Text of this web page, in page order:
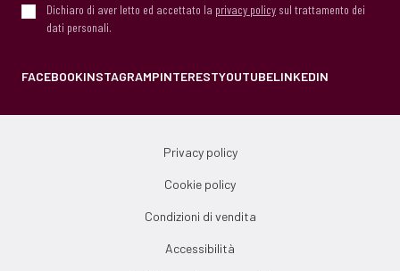
Dichiaro di aver letto ed accettato la privacy policy sul trattamento dei
dati personali.
FACEBOOKINSTAGRAMPINTERESTYOUTUBELINKEDIN
Privacy policy
Cookie policy
Condizioni di vendita
Accessibilità